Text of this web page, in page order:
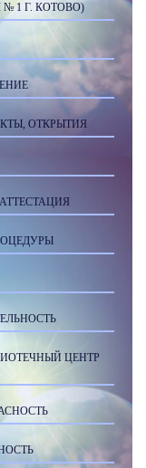
1 Г. КОТОВО)
ОТКРЫТИЯ
ЦЕНТР